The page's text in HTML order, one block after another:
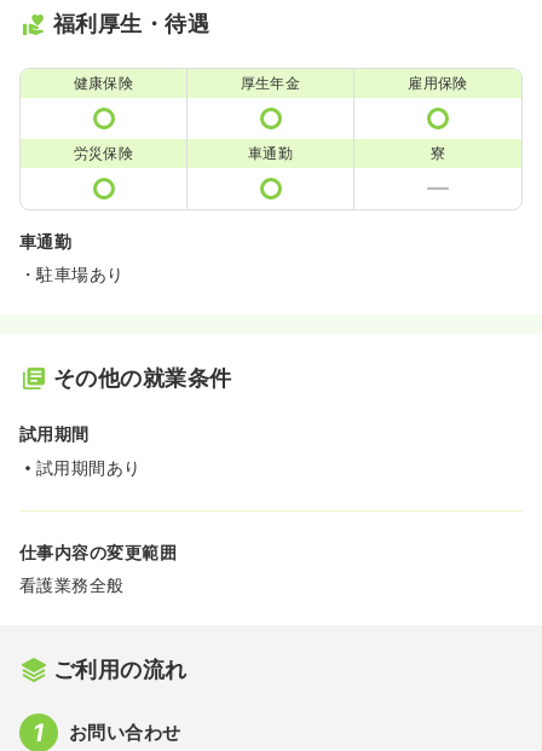
福利厚生・待遇
健康保険 厚生年金 雇用保険
労災保険 車通勤 寮
車通勤
・駐車場あり
その他の就業条件
試用期間
試用期間あり
仕事内容の変更範囲
看護業務全般
ご利用の流れ
お問い合わせ